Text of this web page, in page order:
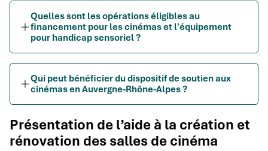
Quelles sont les opérations éligibles au
financement pour les cinémas et l'équipement
pour handicap sensoriel ?
Qui peut bénéficier du dispositif de soutien aux
cinémas en Auvergne-Rhône-Alpes ?
Présentation de l’aide à la création et
rénovation des salles de cinéma